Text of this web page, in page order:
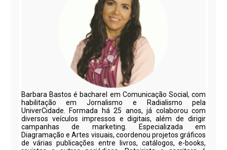
Barbara Bastos é bacharel em Comunicação Social, com
habilitação em Jornalismo e Radialismo pela
UniverCidade. Formada há 25 anos, já colaborou com
diversos veículos impressos e digitais, além de dirigir
campanhas de marketing. Especializada em
Diagramação e Artes visuais, coordenou projetos gráficos
de várias publicações entre livros, catálogos, e-books,